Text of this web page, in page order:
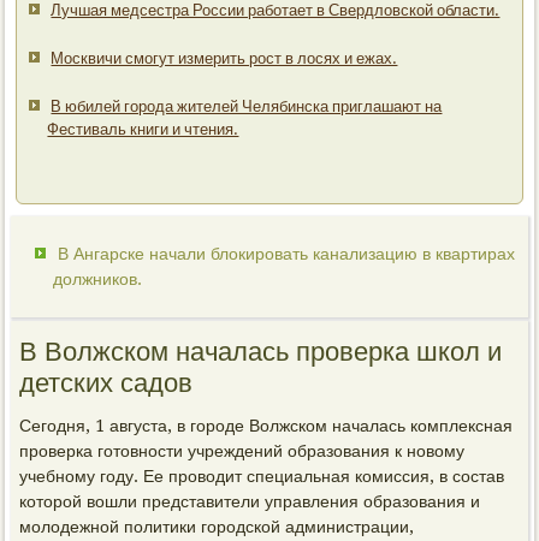
Лучшая медсестра России работает в Свердловской области.
Москвичи смогут измерить рост в лосях и ежах.
В юбилей города жителей Челябинска приглашают на
Фестиваль книги и чтения.
В Ангарске начали блокировать канализацию в квартирах
должников.
В Волжском началась проверка школ и
детских садов
Сегодня, 1 августа, в городе Волжском началась комплексная
проверка готовности учреждений образования к новому
учебному году. Ее проводит специальная комиссия, в состав
которой вошли представители управления образования и
молодежной политики городской администрации,